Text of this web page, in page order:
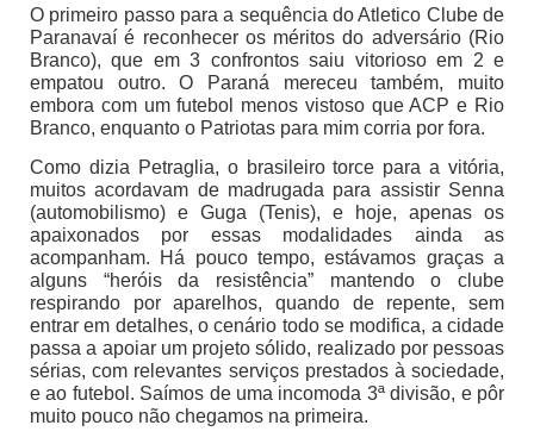
O primeiro passo para a sequência do Atletico Clube de
Paranavaí é reconhecer os méritos do adversário (Rio
Branco), que em 3 confrontos saiu vitorioso em 2 e
empatou outro. O Paraná mereceu também, muito
embora com um futebol menos vistoso que ACP e Rio
Branco, enquanto o Patriotas para mim corria por fora.
Como dizia Petraglia, o brasileiro torce para a vitória,
muitos acordavam de madrugada para assistir Senna
(automobilismo) e Guga (Tenis), e hoje, apenas os
apaixonados por essas modalidades ainda as
acompanham. Há pouco tempo, estávamos graças a
alguns “heróis da resistência” mantendo o clube
respirando por aparelhos, quando de repente, sem
entrar em detalhes, o cenário todo se modifica, a cidade
passa a apoiar um projeto sólido, realizado por pessoas
sérias, com relevantes serviços prestados à sociedade,
e ao futebol. Saímos de uma incomoda 3ª divisão, e pôr
muito pouco não chegamos na primeira.